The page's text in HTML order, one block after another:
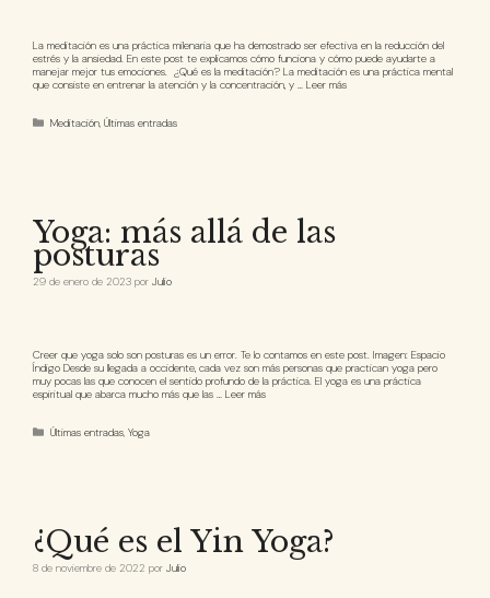
La meditación es una práctica milenaria que ha demostrado ser efectiva en la reducción del
estrés y la ansiedad. En este post te explicamos cómo funciona y cómo puede ayudarte a
manejar mejor tus emociones. ¿Qué es la meditación? La meditación es una práctica mental
que consiste en entrenar la atención y la concentración, y … Leer más
Meditación, Últimas entradas
Yoga: más allá de las
posturas
29 de enero de 2023 por Julio
Creer que yoga solo son posturas es un error. Te lo contamos en este post. Imagen: Espacio
Índigo Desde su llegada a occidente, cada vez son más personas que practican yoga pero
muy pocas las que conocen el sentido profundo de la práctica. El yoga es una práctica
espiritual que abarca mucho más que las … Leer más
Últimas entradas, Yoga
¿Qué es el Yin Yoga?
8 de noviembre de 2022 por Julio